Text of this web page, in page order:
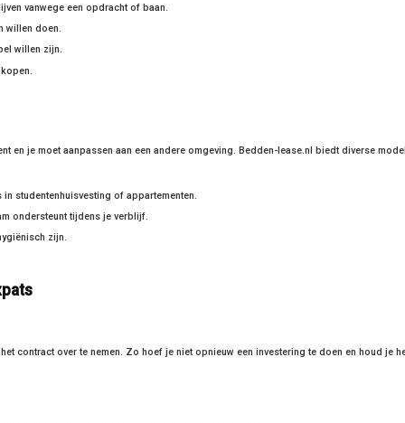
vanwege een opdracht of baan.
willen doen.
willen zijn.
en je moet aanpassen aan een andere omgeving. Bedden-lease.nl biedt diverse
studentenhuisvesting of appartementen.
ondersteunt tijdens je verblijf.
zijn.
contract over te nemen. Zo hoef je niet opnieuw een investering te doen en houd je